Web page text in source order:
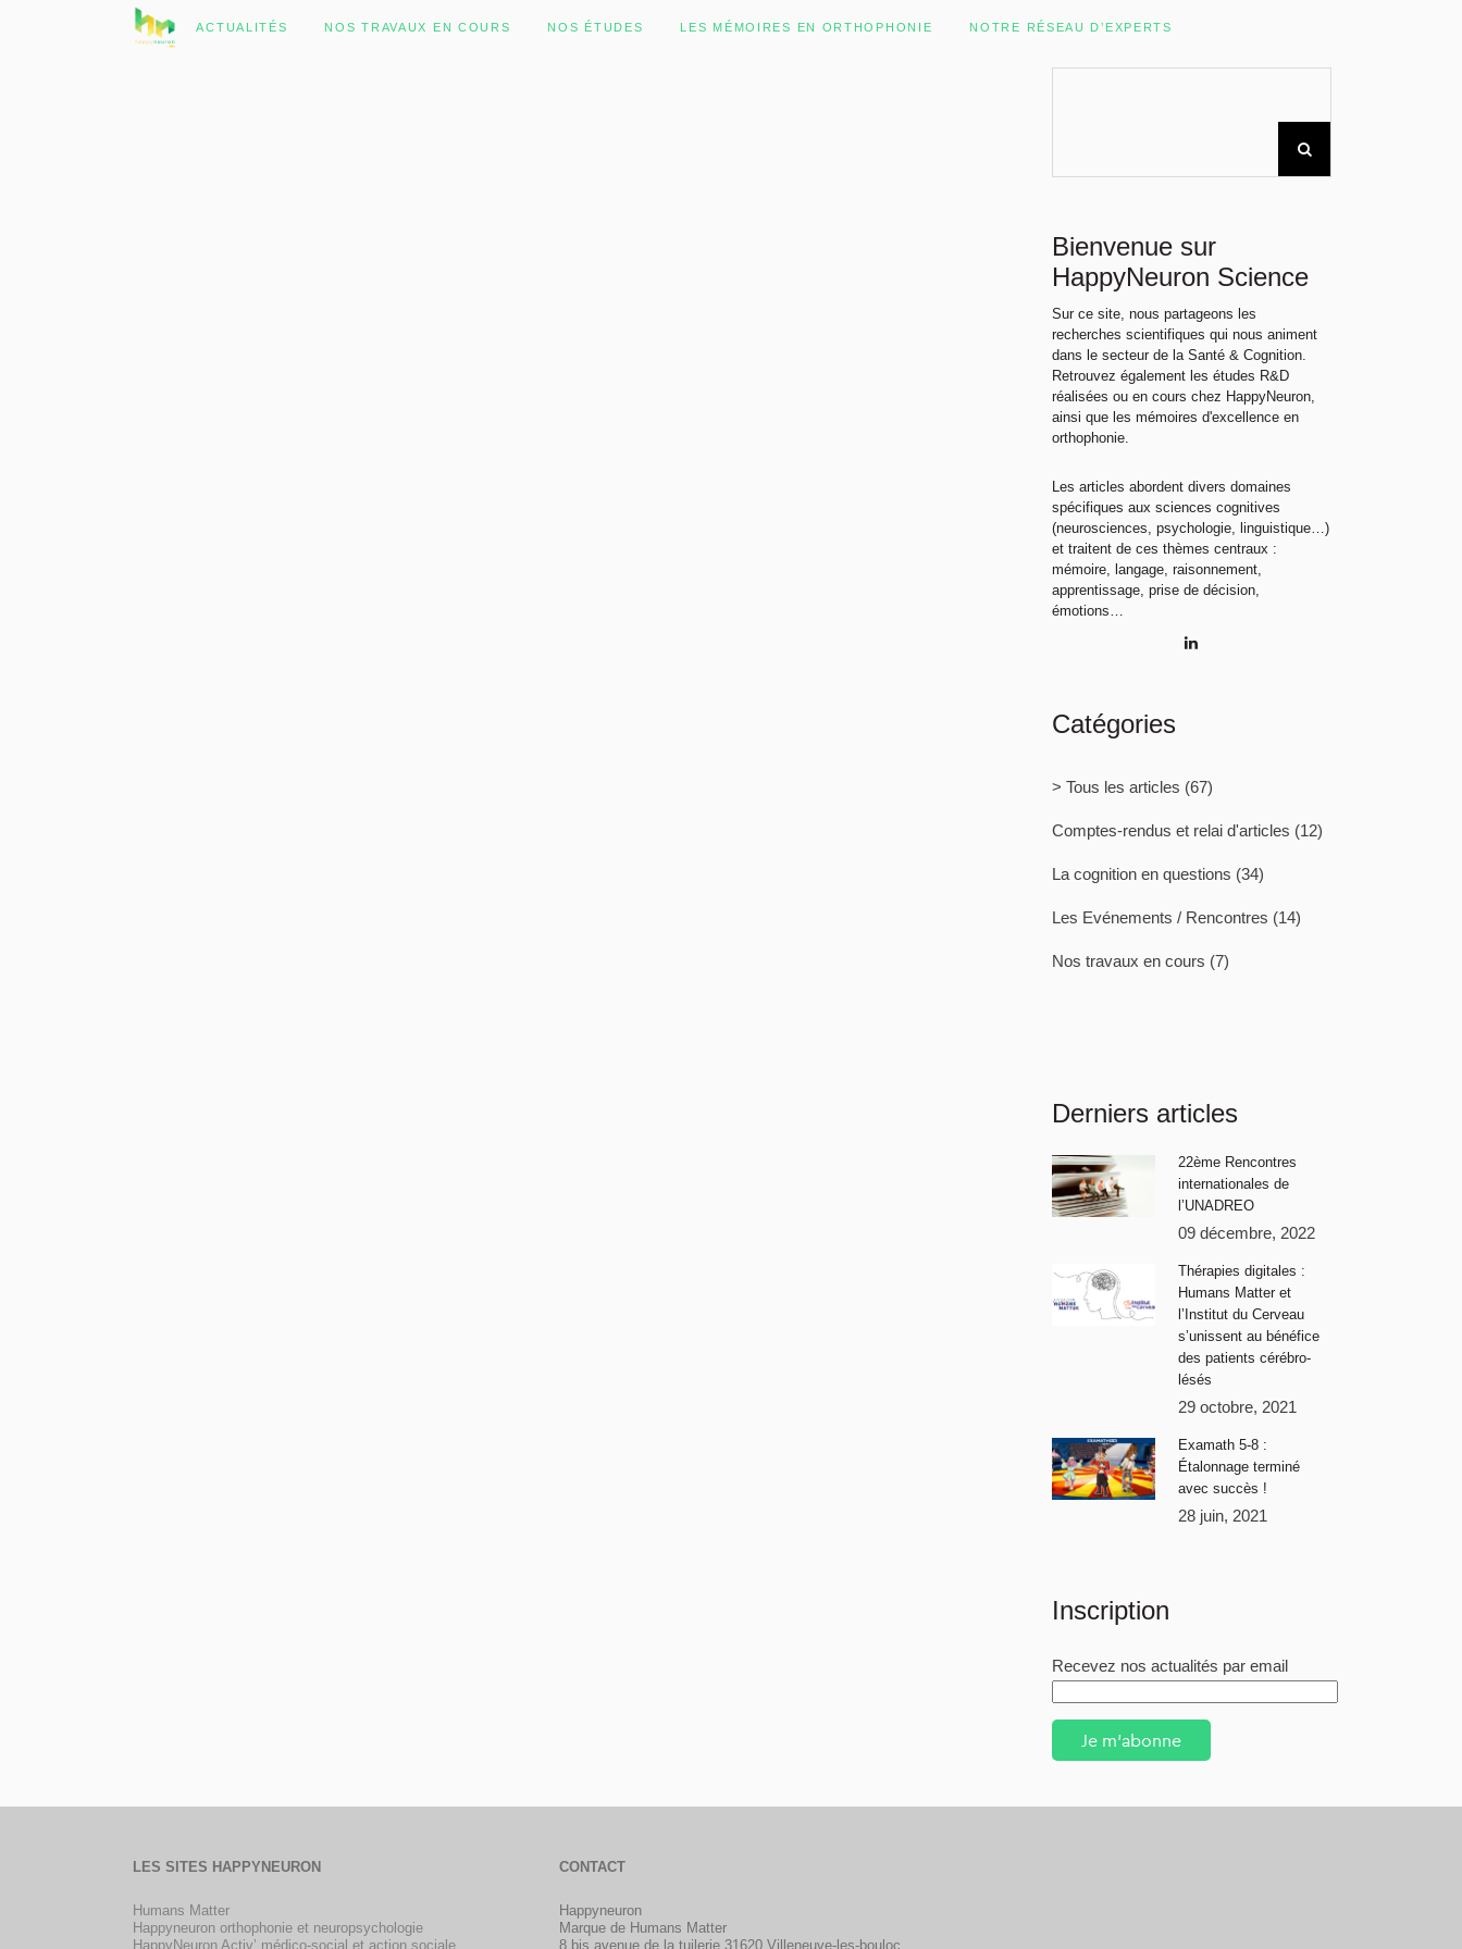
ACTUALITÉS NOS TRAVAUX EN COURS NOS ÉTUDES LES MÉMOIRES EN ORTHOPHONIE NOTRE RÉSEAU D’EXPERTS
No posts were found.
Rechercher sur le site
Bienvenue sur
HappyNeuron Science
Sur ce site, nous partageons les
recherches scientifiques qui nous animent
dans le secteur de la Santé & Cognition.
Retrouvez également les études R&D
réalisées ou en cours chez HappyNeuron,
ainsi que les mémoires d'excellence en
orthophonie.
Les articles abordent divers domaines
spécifiques aux sciences cognitives
(neurosciences, psychologie, linguistique…)
et traitent de ces thèmes centraux :
mémoire, langage, raisonnement,
apprentissage, prise de décision,
émotions…
Catégories
> Tous les articles (67)
Comptes-rendus et relai d'articles (12)
La cognition en questions (34)
Les Evénements / Rencontres (14)
Nos travaux en cours (7)
Derniers articles
22ème Rencontres
internationales de
l’UNADREO
09 décembre, 2022
Thérapies digitales :
Humans Matter et
l’Institut du Cerveau
s’unissent au bénéfice
des patients cérébro-
lésés
29 octobre, 2021
Examath 5-8 :
Étalonnage terminé
avec succès !
28 juin, 2021
Inscription
Recevez nos actualités par email
Je m'abonne
LES SITES HAPPYNEURON
Humans Matter
Happyneuron orthophonie et neuropsychologie
HappyNeuron Activ’ médico-social et action sociale
CONTACT
Happyneuron
Marque de Humans Matter
8 bis avenue de la tuilerie 31620 Villeneuve-les-bouloc